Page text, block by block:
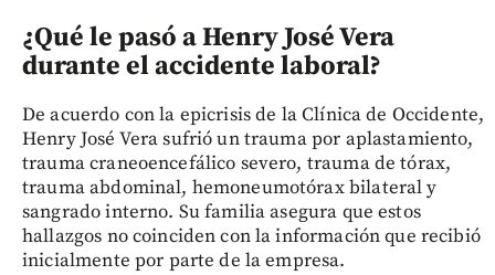
¿Qué le pasó a Henry José Vera
durante el accidente laboral?
De acuerdo con la epicrisis de la Clínica de Occidente,
Henry José Vera sufrió un trauma por aplastamiento,
trauma craneoencefálico severo, trauma de tórax,
trauma abdominal, hemoneumotórax bilateral y
sangrado interno. Su familia asegura que estos
hallazgos no coinciden con la información que recibió
inicialmente por parte de la empresa.